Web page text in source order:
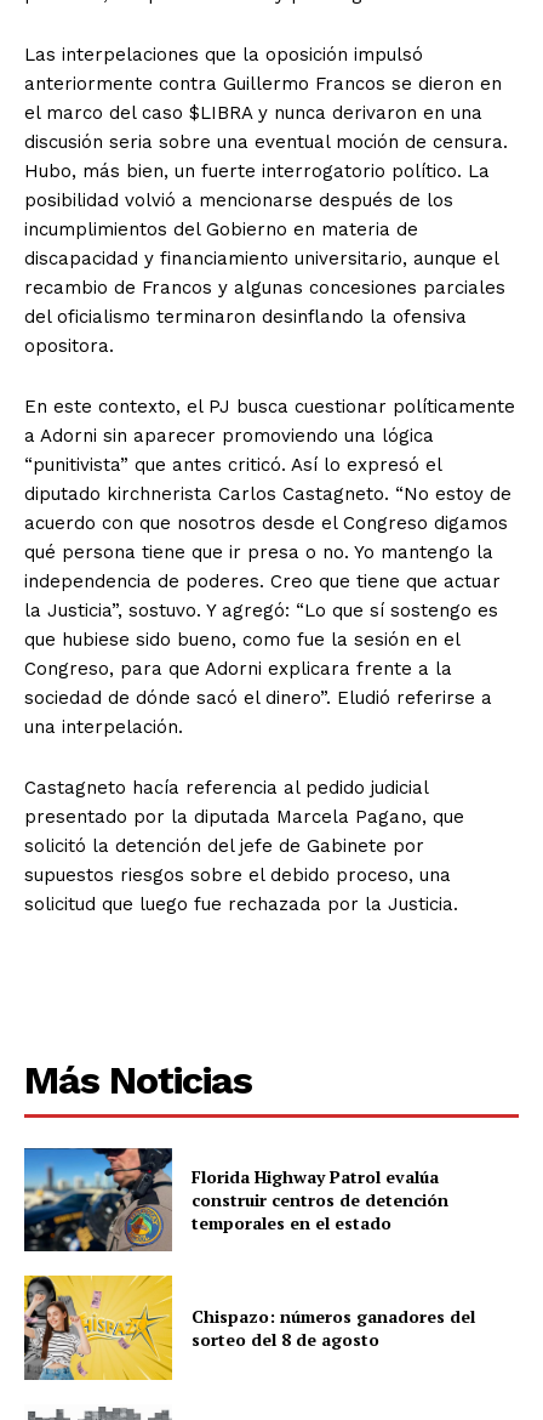
Las interpelaciones que la oposición impulsó
anteriormente contra Guillermo Francos se dieron en
el marco del caso $LIBRA y nunca derivaron en una
discusión seria sobre una eventual moción de censura.
Hubo, más bien, un fuerte interrogatorio político. La
posibilidad volvió a mencionarse después de los
incumplimientos del Gobierno en materia de
discapacidad y financiamiento universitario, aunque el
recambio de Francos y algunas concesiones parciales
del oficialismo terminaron desinflando la ofensiva
opositora.
En este contexto, el PJ busca cuestionar políticamente
a Adorni sin aparecer promoviendo una lógica
“punitivista” que antes criticó. Así lo expresó el
diputado kirchnerista Carlos Castagneto. “No estoy de
acuerdo con que nosotros desde el Congreso digamos
qué persona tiene que ir presa o no. Yo mantengo la
independencia de poderes. Creo que tiene que actuar
la Justicia”, sostuvo. Y agregó: “Lo que sí sostengo es
que hubiese sido bueno, como fue la sesión en el
Congreso, para que Adorni explicara frente a la
sociedad de dónde sacó el dinero”. Eludió referirse a
una interpelación.
Castagneto hacía referencia al pedido judicial
presentado por la diputada Marcela Pagano, que
solicitó la detención del jefe de Gabinete por
supuestos riesgos sobre el debido proceso, una
solicitud que luego fue rechazada por la Justicia.
Más Noticias
Florida Highway Patrol evalúa
construir centros de detención
temporales en el estado
Chispazo: números ganadores del
sorteo del 8 de agosto